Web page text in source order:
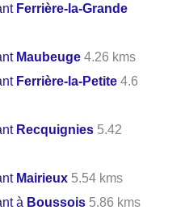
Ferrière-la-Grande
Maubeuge 4.26 kms
Ferrière-la-Petite 4.6
Recquignies 5.42
Mairieux 5.54 kms
à Boussois 5.86 kms